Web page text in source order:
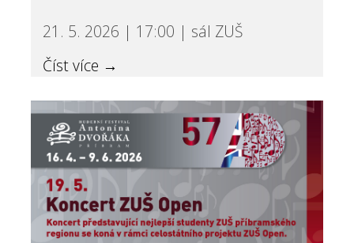
21. 5. 2026 | 17:00 | sál ZUŠ
Číst více →